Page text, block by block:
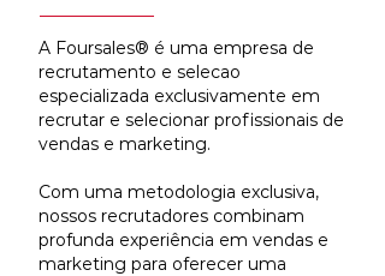
A Foursales® é uma empresa de
recrutamento e selecao
especializada exclusivamente em
recrutar e selecionar profissionais de
vendas e marketing.
Com uma metodologia exclusiva,
nossos recrutadores combinam
profunda experiência em vendas e
marketing para oferecer uma